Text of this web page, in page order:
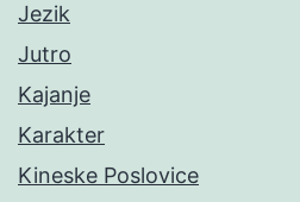
Jezik
Jutro
Kajanje
Karakter
Kineske Poslovice